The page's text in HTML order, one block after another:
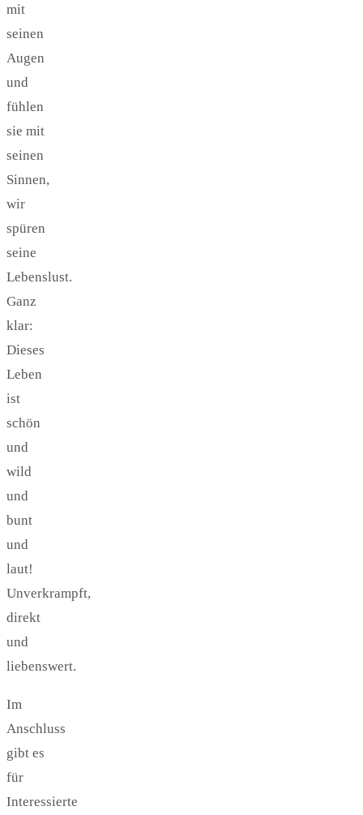
mit
seinen
Augen
und
fühlen
sie mit
seinen
Sinnen,
wir
spüren
seine
Lebenslust.
Ganz
klar:
Dieses
Leben
ist
schön
und
wild
und
bunt
und
laut!
Unverkrampft,
direkt
und
liebenswert.
Im
Anschluss
gibt es
für
Interessierte